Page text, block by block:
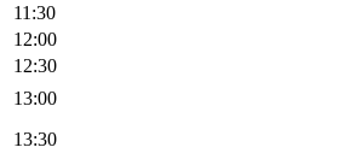
11:30
12:00
12:30
13:00
13:30